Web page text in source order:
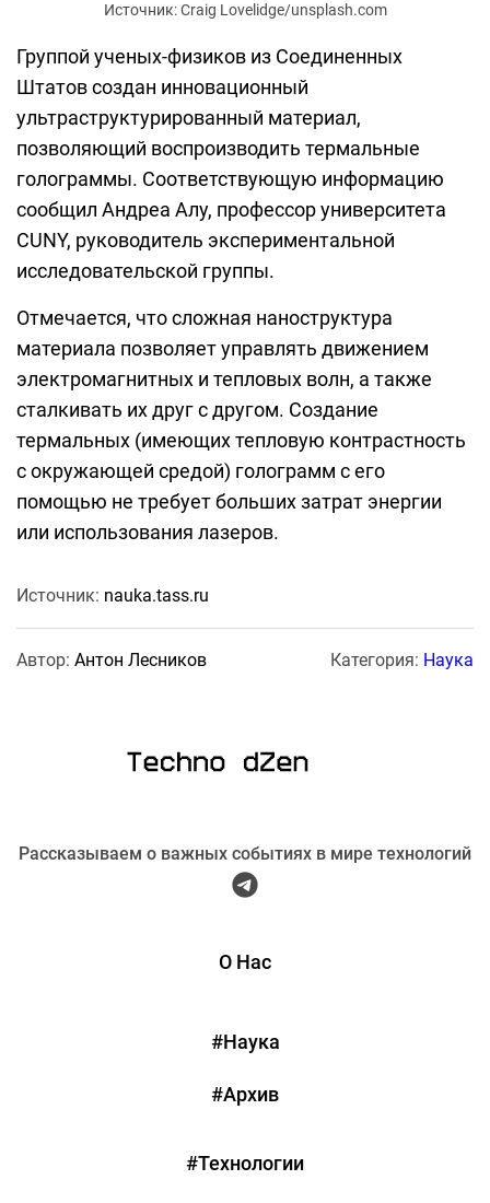
Источник: Craig Lovelidge/unsplash.com
Группой ученых-физиков из Соединенных
Штатов создан инновационный
ультраструктурированный материал,
позволяющий воспроизводить термальные
голограммы. Соответствующую информацию
сообщил Андреа Алу, профессор университета
CUNY, руководитель экспериментальной
исследовательской группы.
Отмечается, что сложная наноструктура
материала позволяет управлять движением
электромагнитных и тепловых волн, а также
сталкивать их друг с другом. Создание
термальных (имеющих тепловую контрастность
с окружающей средой) голограмм с его
помощью не требует больших затрат энергии
или использования лазеров.
Источник: nauka.tass.ru
Автор: Антон Лесников Категория: Наука
Рассказываем о важных событиях в мире технологий
О Нас
#Наука
#Архив
#Технологии